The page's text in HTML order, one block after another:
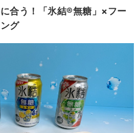
合う！「氷結®無糖」×フー
グ